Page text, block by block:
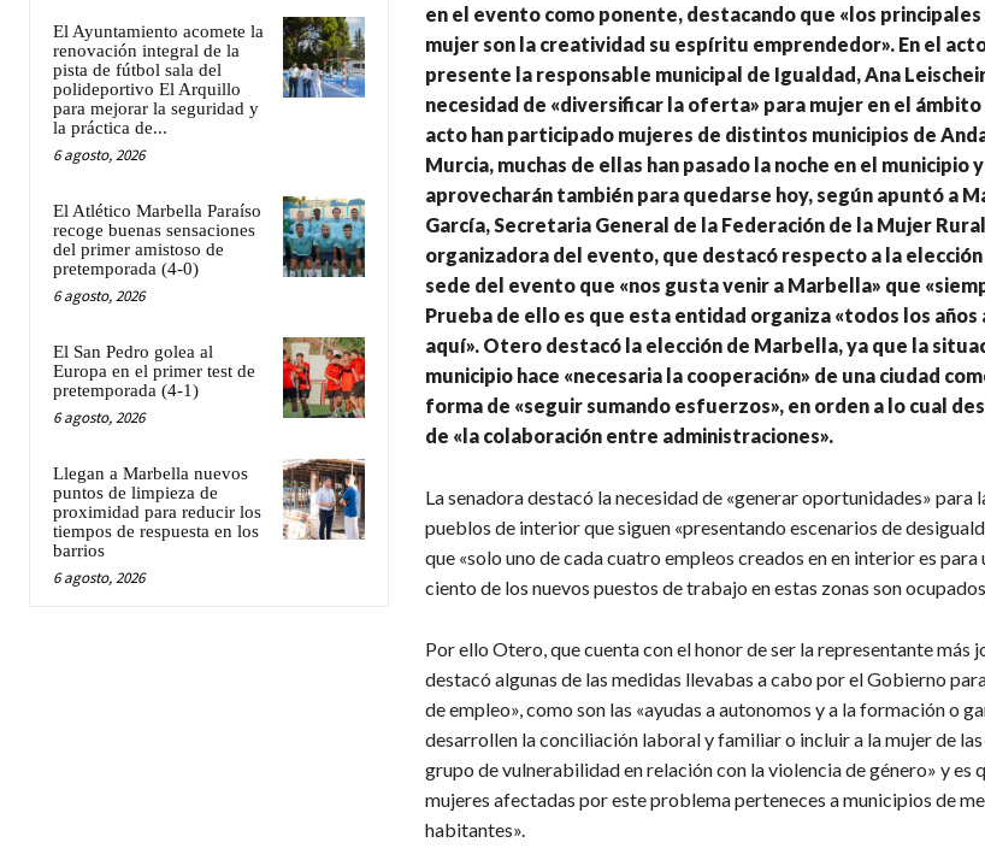
El Ayuntamiento acomete la
renovación integral de la
pista de fútbol sala del
polideportivo El Arquillo
para mejorar la seguridad y
la práctica de...
6 agosto, 2026
El Atlético Marbella Paraíso
recoge buenas sensaciones
del primer amistoso de
pretemporada (4-0)
6 agosto, 2026
El San Pedro golea al
Europa en el primer test de
pretemporada (4-1)
6 agosto, 2026
Llegan a Marbella nuevos
puntos de limpieza de
proximidad para reducir los
tiempos de respuesta en los
barrios
6 agosto, 2026
en el evento como ponente, destacando que «los
mujer son la creatividad su espíritu emprendedor». En el
presente la responsable municipal de Igualdad, Ana
necesidad de «diversificar la oferta» para mujer en el
acto han participado mujeres de distintos municipios de
Murcia, muchas de ellas han pasado la noche en el municipio
aprovecharán también para quedarse hoy, según apuntó a
García, Secretaria General de la Federación de la Mujer
organizadora del evento, que destacó respecto a la
sede del evento que «nos gusta venir a Marbella» que
Prueba de ello es que esta entidad organiza «todos los años
aquí». Otero destacó la elección de Marbella, ya que la
municipio hace «necesaria la cooperación» de una ciudad
forma de «seguir sumando esfuerzos», en orden a lo cual
de «la colaboración entre administraciones».
La senadora destacó la necesidad de «generar oportunidades» para
pueblos de interior que siguen «presentando escenarios de
que «solo uno de cada cuatro empleos creados en en interior es para
ciento de los nuevos puestos de trabajo en estas zonas son
Por ello Otero, que cuenta con el honor de ser la representante más
destacó algunas de las medidas llevabas a cabo por el Gobierno
de empleo», como son las «ayudas a autonomos y a la formación o
desarrollen la conciliación laboral y familiar o incluir a la mujer de las
grupo de vulnerabilidad en relación con la violencia de género» y es
mujeres afectadas por este problema perteneces a municipios de
habitantes».